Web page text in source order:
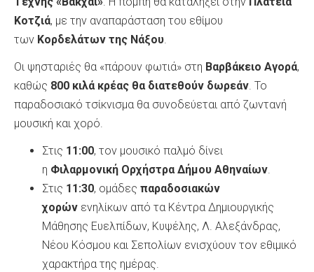
Κοτζιά, με την αναπαράσταση του εθίμου
των Κορδελάτων της Νάξου.
Οι ψησταριές θα «πάρουν φωτιά» στη Βαρβάκειο Αγορά,
καθώς 800 κιλά κρέας θα διατεθούν δωρεάν. Το
παραδοσιακό τσίκνισμα θα συνοδεύεται από ζωντανή
μουσική και χορό.
Στις 11:00, τον μουσικό παλμό δίνει
η Φιλαρμονική Ορχήστρα Δήμου Αθηναίων.
Στις 11:30, ομάδες παραδοσιακών
χορών ενηλίκων από τα Κέντρα Δημιουργικής
Μάθησης Ευελπίδων, Κυψέλης, Λ. Αλεξάνδρας,
Νέου Κόσμου και Σεπολίων ενισχύουν τον εθιμικό
χαρακτήρα της ημέρας.